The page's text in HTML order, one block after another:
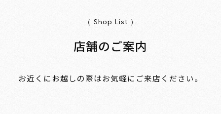
（ Shop List ）
店舗のご案内
お近くにお越しの際はお気軽にご来店ください。